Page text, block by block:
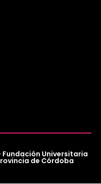
Universitaria
de Córdoba